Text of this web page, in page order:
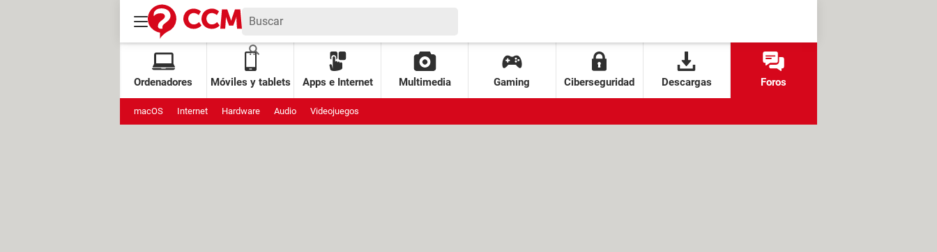
Ordenadores Móviles y tablets Apps e Internet Multimedia Gaming Ciberseguridad Descargas Foros
macOS Internet Hardware Audio Videojuegos